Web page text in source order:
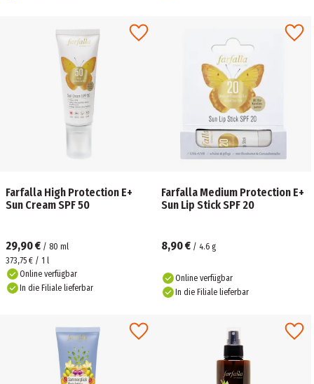
Farfalla High Protection E+
Sun Cream SPF 50
29,90 € / 80 ml
373,75 € / 1 l
Online verfügbar
In die Filiale lieferbar
Farfalla Medium Protection E+
Sun Lip Stick SPF 20
8,90 € / 4.6 g
Online verfügbar
In die Filiale lieferbar